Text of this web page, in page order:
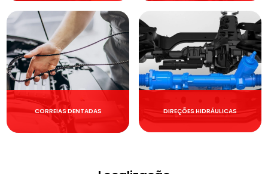
CORREIAS DENTADAS DIREÇÕES HIDRÁULICAS